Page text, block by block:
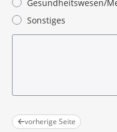
Gesundheitswesen/
Sonstiges
vorherige Seite